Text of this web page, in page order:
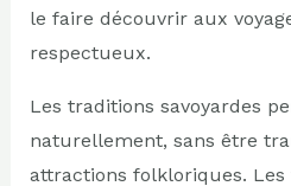
le faire découvrir aux
respectueux.
Les traditions savoyardes
naturellement, sans être
attractions folkloriques. Les